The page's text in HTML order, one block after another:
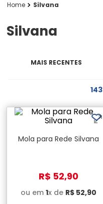
Silvana
Silvana
MAIS RECENTES
143
Mola para Rede Silvana
R$ 52,90
ou em 1x de R$ 52,90